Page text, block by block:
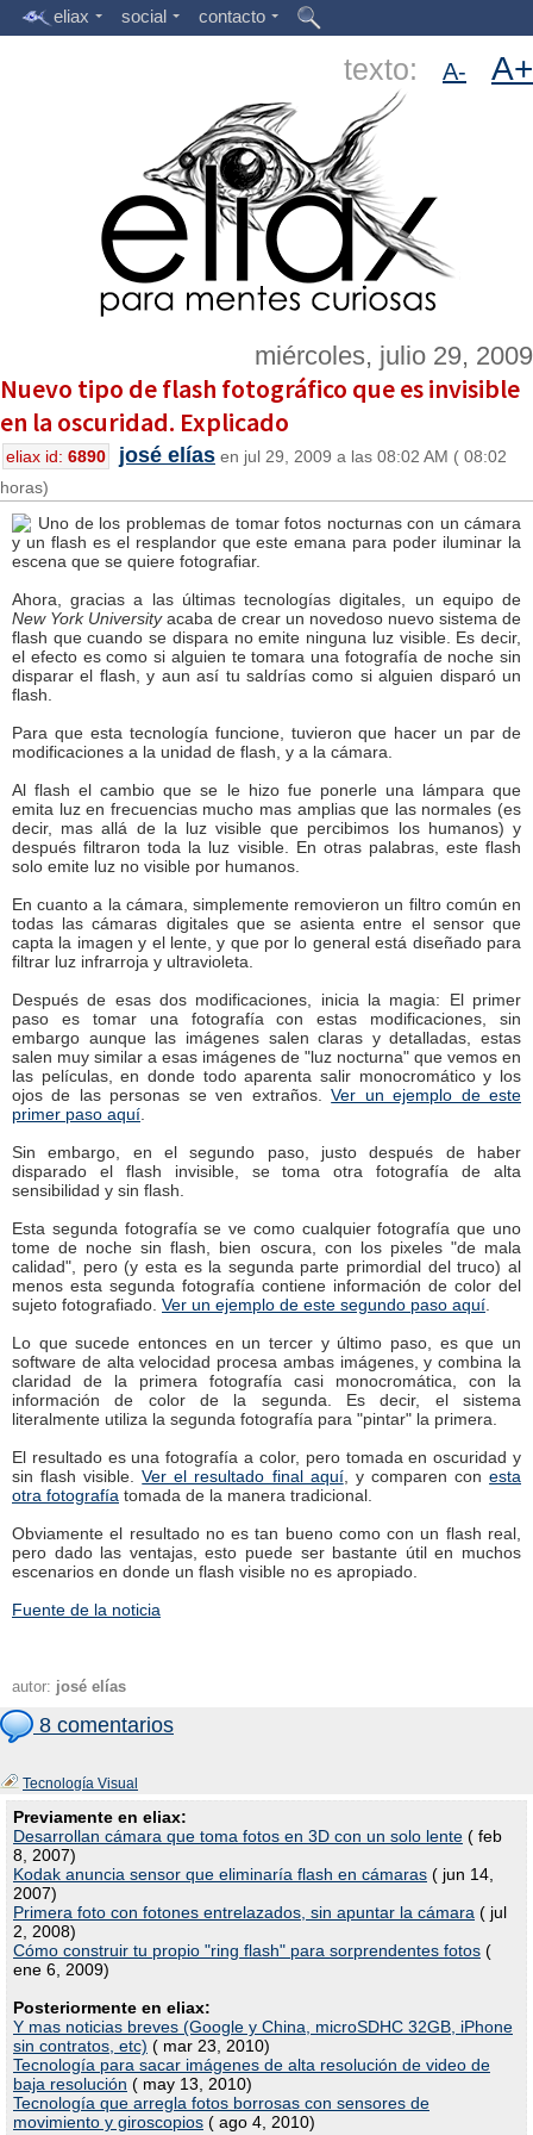
eliax social contacto
texto: A- A+
miércoles, julio 29, 2009
Nuevo tipo de flash fotográfico que es invisible
en la oscuridad. Explicado
eliax id: 6890 josé elías en jul 29, 2009 a las 08:02 AM ( 08:02
horas)
Uno de los problemas de tomar fotos nocturnas con un cámara
y un flash es el resplandor que este emana para poder iluminar la
escena que se quiere fotografiar.
Ahora, gracias a las últimas tecnologías digitales, un equipo de
New York Universityacaba de crear un novedoso nuevo sistema de
flash que cuando se dispara no emite ninguna luz visible. Es decir,
el efecto es como si alguien te tomara una fotografía de noche sin
disparar el flash, y aun así tu saldrías como si alguien disparó un
flash.
Para que esta tecnología funcione, tuvieron que hacer un par de
modificaciones a la unidad de flash, y a la cámara.
Al flash el cambio que se le hizo fue ponerle una lámpara que
emita luz en frecuencias mucho mas amplias que las normales (es
decir, mas allá de la luz visible que percibimos los humanos) y
después filtraron toda la luz visible. En otras palabras, este flash
solo emite luz no visible por humanos.
En cuanto a la cámara, simplemente removieron un filtro común en
todas las cámaras digitales que se asienta entre el sensor que
capta la imagen y el lente, y que por lo general está diseñado para
filtrar luz infrarroja y ultravioleta.
Después de esas dos modificaciones, inicia la magia: El primer
paso es tomar una fotografía con estas modificaciones, sin
embargo aunque las imágenes salen claras y detalladas, estas
salen muy similar a esas imágenes de "luz nocturna" que vemos en
las películas, en donde todo aparenta salir monocromático y los
ojos de las personas se ven extraños.Ver un ejemplo de este
primer paso aquí
Sin embargo, en el segundo paso, justo después de haber
disparado el flash invisible, se toma otra fotografía de alta
sensibilidad y sin flash.
Esta segunda fotografía se ve como cualquier fotografía que uno
tome de noche sin flash, bien oscura, con los pixeles "de mala
calidad", pero (y esta es la segunda parte primordial del truco) al
menos esta segunda fotografía contiene información de color del
sujeto fotografiado. Ver un ejemplo de este segundo paso aquí
Lo que sucede entonces en un tercer y último paso, es que un
software de alta velocidad procesa ambas imágenes, y combina la
claridad de la primera fotografía casi monocromática, con la
información de color de la segunda. Es decir, el sistema
literalmente utiliza la segunda fotografía para "pintar" la primera.
El resultado es una fotografía a color, pero tomada en oscuridad y
sin flash visible.Ver el resultado final aquí, y comparen conesta
otra fotografía tomada de la manera tradicional.
Obviamente el resultado no es tan bueno como con un flash real,
pero dado las ventajas, esto puede ser bastante útil en muchos
escenarios en donde un flash visible no es apropiado.
Fuente de la noticia
autor: josé elías
8 comentarios
Tecnología Visual
Previamente en eliax:
Desarrollan cámara que toma fotos en 3D con un solo lente ( feb
8, 2007)
Kodak anuncia sensor que eliminaría flash en cámaras ( jun 14,
2007)
Primera foto con fotones entrelazados, sin apuntar la cámara ( jul
2, 2008)
Cómo construir tu propio "ring flash" para sorprendentes fotos (
ene 6, 2009)
Posteriormente en eliax:
Y mas noticias breves (Google y China, microSDHC 32GB, iPhone
sin contratos, etc) ( mar 23, 2010)
Tecnología para sacar imágenes de alta resolución de video de
baja resolución ( may 13, 2010)
Tecnología que arregla fotos borrosas con sensores de
movimiento y giroscopios ( ago 4, 2010)